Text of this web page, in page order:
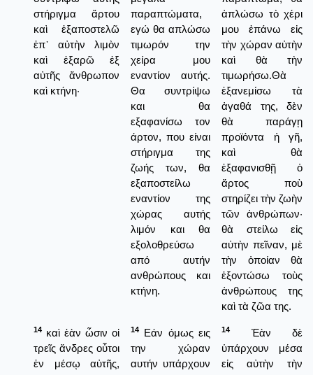
στήριγμα ἄρτου
καὶ ἐξαποστελῶ
ἐπ᾿ αὐτὴν λιμὸν
καὶ ἐξαρῶ ἐξ
αὐτῆς ἄνθρωπον
καὶ κτήνη·
παραπτώματα,
εγώ θα απλώσω
τιμωρόν την
χείρα μου
εναντίον αυτής.
Θα συντρίψω
και θα
εξαφανίσω τον
άρτον, που είναι
στήριγμα της
ζωής των, θα
εξαποστείλω
εναντίον της
χώρας αυτής
λιμόν και θα
εξολοθρεύσω
από αυτήν
ανθρώπους και
κτήνη.
ἀπλώσω τὸ χέρι
μου ἐπάνω εἰς
τὴν χώραν αὐτὴν
καὶ θὰ τὴν
τιμωρήσω.Θὰ
ἐξανεμίσω τὰ
ἀγαθά της, δὲν
θὰ παράγῃ
προϊόντα ἡ γῆ,
καὶ θὰ
ἐξαφανισθῇ ὁ
ἄρτος ποὺ
στηρίζει τὴν ζωὴν
τῶν ἀνθρώπων·
θὰ στείλω εἰς
αὐτὴν πεῖναν, μὲ
τὴν ὁποίαν θὰ
ἐξοντώσω τοὺς
ἀνθρώπους της
καὶ τὰ ζῶα της.
14 καὶ ἐὰν ὦσιν οἱ
τρεῖς ἄνδρες οὗτοι
ἐν μέσῳ αὐτῆς,
14
Εάν όμως εις
την χώραν
αυτήν υπάρχουν
14
Ἐὰν δὲ
ὑπάρχουν μέσα
εἰς αὐτὴν τὴν